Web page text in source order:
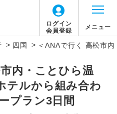
ログイン
会員登録
メニュー
> 四国 > ＜ANAで行く 高松市
内・ことひら温
テルから組み合わ
プラン3日間
説明
空港（駅）から復路到着空港
で同行します。
空港（駅）から最終日出発空港
関するご案内
個人包括旅行運